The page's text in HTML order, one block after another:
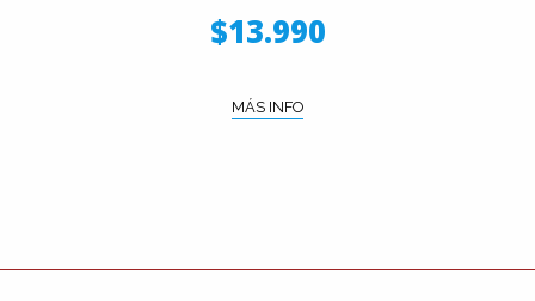
$13.990
MÁS INFO